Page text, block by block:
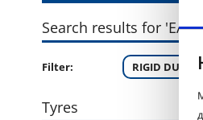
Search results for
Filter: RIGID
Tyres